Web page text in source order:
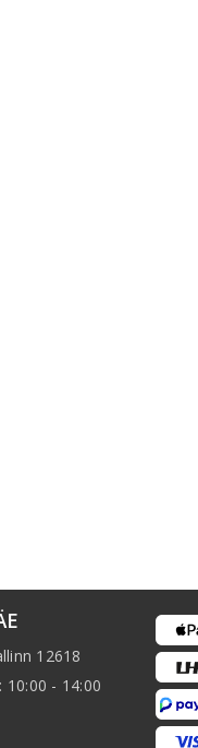
12618
10:00 - 14:00